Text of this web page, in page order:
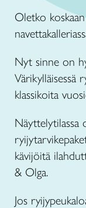
Oletko
Nyt sinne on
Värikylläisessä
klassikoita
Näyttelytilassa
kävijöitä
& Olga.
Jos